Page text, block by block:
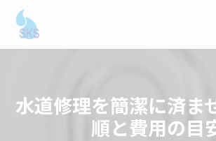
水道修理を簡潔に済ま
順と費用の目